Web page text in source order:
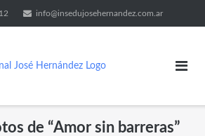
info@insedujosehernandez.com.ar
de “Amor sin barreras”